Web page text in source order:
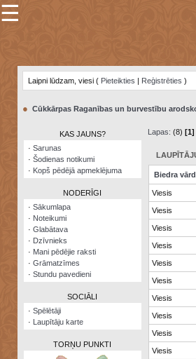
×
Šodienas
notikumi
Visatcera
almanahs
Arhīvs
☰
Laipni lūdzam, viesi ( Pieteikties | Reģistrēties )
● Cūkkārpas Raganības un burvestību
KAS JAUNS?
· Sarunas
· Šodienas notikumi
· Kopš pēdējā apmeklējuma
NODERĪGI
· Sākumlapa
· Noteikumi
· Glabātava
· Dzīvnieks
· Mani pēdējie raksti
· Grāmatzīmes
· Stundu pavedieni
SOCIĀLI
· Spēlētāji
· Laupītāju karte
TORŅU PUNKTI
Lapas: (8) [1]
Biedra
Viesis
Viesis
Viesis
Viesis
Viesis
Viesis
Viesis
Viesis
Viesis
Viesis